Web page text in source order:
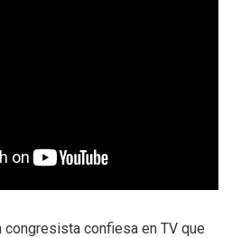
congresista confiesa en TV que